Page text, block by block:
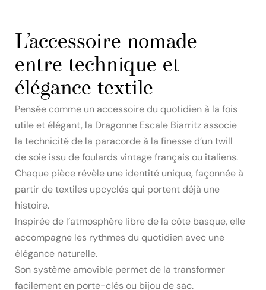
L’accessoire nomade
entre technique et
élégance textile
Pensée comme un accessoire du quotidien à la fois
utile et élégant, la Dragonne Escale Biarritz associe
la technicité de la paracorde à la finesse d’un twill
de soie issu de foulards vintage français ou italiens.
Chaque pièce révèle une identité unique, façonnée à
partir de textiles upcyclés qui portent déjà une
histoire.
Inspirée de l’atmosphère libre de la côte basque, elle
accompagne les rythmes du quotidien avec une
élégance naturelle.
Son système amovible permet de la transformer
facilement en porte-clés ou bijou de sac.